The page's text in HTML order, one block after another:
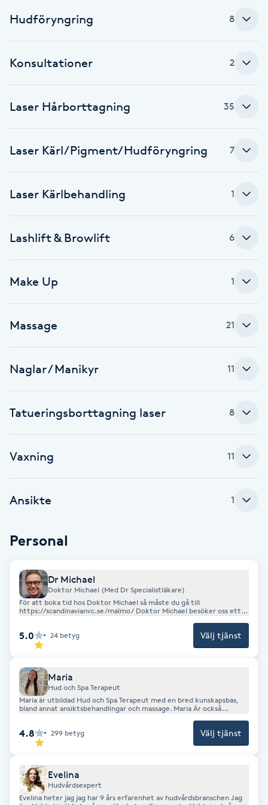
IPL hårborttagning
Japansk massage
K18
Kemisk peeling
Kinesiologi
Kinesisk medicin
Klippning
Klippning & Slingor
Kostrådgivning
Kroppspeeling
Käkledsbehandling
Laserbehandling
Lashlift Keratin
Hudföryngring 8
Konsultationer 2
Laser Hårborttagning 35
Laser Kärl/Pigment/Hudföryngring 7
Laser Kärlbehandling 1
Lashlift & Browlift 6
Make Up 1
Massage 21
Naglar / Manikyr 11
Tatueringsborttagning laser 8
Vaxning 11
Ansikte 1
Personal
Dr Michael
Doktor Michael (Med Dr Specialistläkare)
För att boka tid hos Doktor Michael så måste du gå till
https://scandinavianvc.se/malmo/ Doktor Michael besöker oss ett
tar cirka 30 minuter och kostar 300 kr)
5.0 24 betyg Välj tjänst
Maria
Hud och Spa Terapeut
Maria är utbildad Hud och Spa Terapeut med en bred kunskapsbas,
bland annat ansiktsbehandlingar och massage. Maria Är också
4.8 299 betyg Välj tjänst
Evelina
Hudvårdsexpert
Evelina heter jag jag har 9 års erfarenhet av hudvårdsbranschen Jag